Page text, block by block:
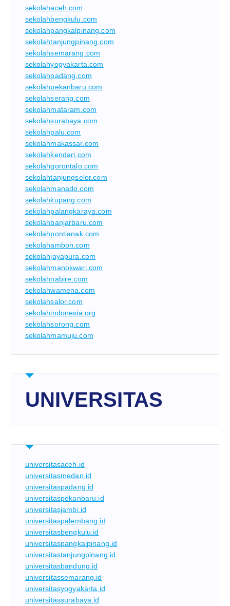
sekolahaceh.com
sekolahbengkulu.com
sekolahpangkalpinang.com
sekolahtanjungpinang.com
sekolahsemarang.com
sekolahyogyakarta.com
sekolahpadang.com
sekolahpekanbaru.com
sekolahserang.com
sekolahmataram.com
sekolahsurabaya.com
sekolahpalu.com
sekolahmakassar.com
sekolahkendari.com
sekolahgorontalo.com
sekolahtanjungselor.com
sekolahmanado.com
sekolahkupang.com
sekolahpalangkaraya.com
sekolahbanjarbaru.com
sekolahpontianak.com
sekolahambon.com
sekolahjayapura.com
sekolahmanokwari.com
sekolahnabire.com
sekolahwamena.com
sekolahsalor.com
sekolahindonesia.org
sekolahsorong.com
sekolahmamuju.com
UNIVERSITAS
universitasaceh.id
universitasmedan.id
universitaspadang.id
universitaspekanbaru.id
universitasjambi.id
universitaspalembang.id
universitasbengkulu.id
universitaspangkalpinang.id
universitastanjungpinang.id
universitasbandung.id
universitassemarang.id
universitasyogyakarta.id
universitassurabaya.id